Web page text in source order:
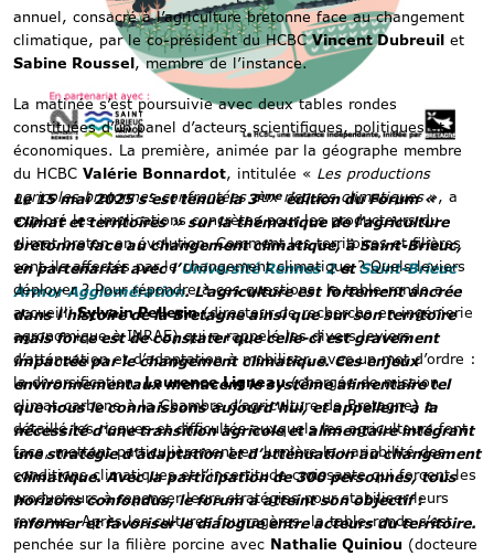
Le 15 mai 2025 s’est tenue la 3èmeédition du Forum «
Climat et territoires » sur la thématique de l’agriculture
bretonne face au changement climatique, à Saint-Brieuc,
en partenariat avec l’Université Rennes 2etSaint-Brieuc
Armor Agglomération. L’agriculture est fortement ancrée
dans l’histoire de la Bretagne ainsi que sur son territoire
mais force est de constater que celle-ci est gravement
impactée par le changement climatique. Ces enjeux
environnementaux menacent le système alimentaire tel
que nous le connaissons aujourd’hui, et appellent à la
nécessité d’une transition agricole et alimentaire intégrant
une stratégie d’adaptation et d’atténuation au changement
climatique. Avec la participation de 300 personnes, tous
horizons confondus, le forum a atteint son objectif :
informer et favoriser le dialogue entre acteurs du territoire.
annuel, consacré à l’agriculture bretonne face au changement
climatique, par le co-président du HCBCVincent Dubreuil et
Sabine Roussel, membre de l’instance.
La matinée s’est poursuivie avec deux tables rondes
constituées d’un panel d’acteurs scientifiques, politiques et
économiques. La première, animée par la géographe membre
du HCBC Valérie Bonnardot, intitulée « Les productions
agricoles bretonnes confrontées aux risques climatiques», a
exploré les implications concrètes pour les producteurs du
climat breton en évolution. Comment les territoires et filières
sont-ils affectés par le changement climatique ? Quels leviers
déployer ? Pour répondre à ces questions, la table-ronde a
accueilliSylvain Pellerin(directeur de recherche en ingénierie
agronomique à INRAE) qui a rappelé les divers leviers
d’atténuation et d’adaptation à mobiliser, avec un mot d’ordre :
la diversification.Laurence Ligneau(chargée de mission
climat-carbone à la Chambre d’agriculture de Bretagne) a
détaillé les risques et difficultés auxquels les agriculteurs font
face, mettant particulièrement en lumière la variabilité des
conditions climatiques et l’incertitude croissante qui forcent les
producteurs à repenser leurs stratégies pour stabiliser leurs
revenus. Après les cultures fourragères, la table-ronde s’est
penchée sur la filière porcine avec Nathalie Quiniou (docteure